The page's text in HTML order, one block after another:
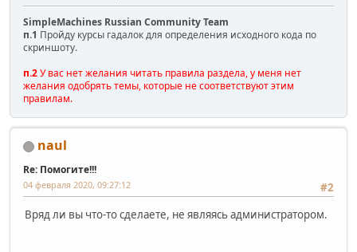
SimpleMachines Russian Community Team
п.1 Пройду курсы гадалок для определения исходного кода по
скриншоту.
п.2У вас нет желания читать правила раздела, у меня нет
желания одобрять темы, которые не соответствуют этим
правилам.
naul
Re: Помогите!!!
#2
04 февраля 2020, 09:27:12
Вряд ли вы что-то сделаете, не являясь администратором.